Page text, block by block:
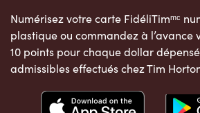
Numérisez votre carte FidéliTimᵐᶜ
plastique ou commandez à l’avance
10 points pour chaque dollar
admissibles effectués chez Tim